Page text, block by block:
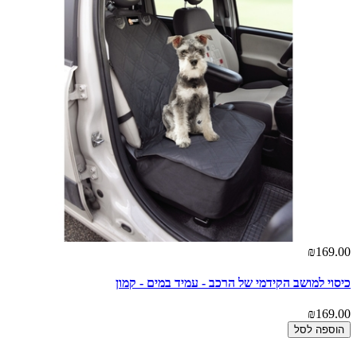
₪169.00
כיסוי למושב הקידמי של הרכב - עמיד במים - קמון
₪169.00
הוספה לסל